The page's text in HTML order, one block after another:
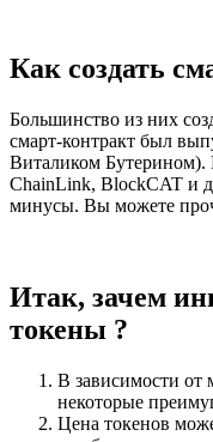
Как создать
Большинство из них
смарт-контракт был
Виталиком Бутерином).
ChainLink, BlockCAT и
минусы. Вы можете
Итак, зачем
токены ?
В зависимости от
некоторые
Цена токенов